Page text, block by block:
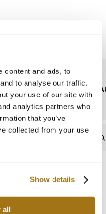
content and ads, to
to analyse our traffic.
your use of our site with
analytics partners who
that you’ve
collected from your use
Show details
all